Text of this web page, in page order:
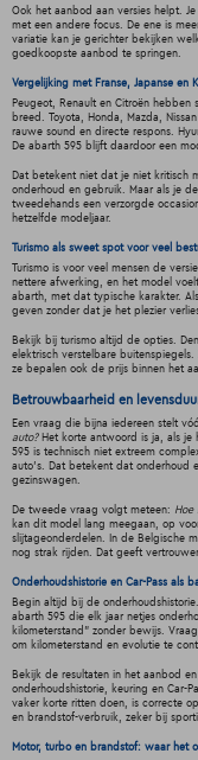
Ook het aanbod aan versies helpt.
met een andere focus. De ene is
variatie kan je gerichter bekijken
goedkoopste aanbod te springen.
Vergelijking met Franse, Japanse en
Peugeot, Renault en Citroën
breed. Toyota, Honda, Mazda,
rauwe sound en directe respons.
De abarth 595 blijft daardoor een
Dat betekent niet dat je niet kritisch
onderhoud en gebruik. Maar als je
tweedehands een verzorgde
hetzelfde modeljaar.
Turismo als sweet spot voor veel
Turismo is voor veel mensen de
nettere afwerking, en het model
abarth, met dat typische karakter.
geven zonder dat je het plezier
Bekijk bij turismo altijd de opties.
elektrisch verstelbare
ze bepalen ook de prijs binnen het
Betrouwbaarheid en
Een vraag die bijna iedereen stelt
auto?Het korte antwoord is ja, als je
595 is technisch niet extreem
auto's. Dat betekent dat onderhoud
gezinswagen.
De tweede vraag volgt meteen: Hoe
kan dit model lang meegaan, op
slijtageonderdelen. In de Belgische
nog strak rijden. Dat geeft
Onderhoudshistorie en Car-Pass als
Begin altijd bij de
abarth 595 die elk jaar netjes
kilometerstand” zonder bewijs.
om kilometerstand en evolutie te
Bekijk de resultaten in het aanbod
onderhoudshistorie, keuring en Car-
vaker korte ritten doen, is correcte
en brandstof-verbruik, zeker bij
Motor, turbo en brandstof: waar het